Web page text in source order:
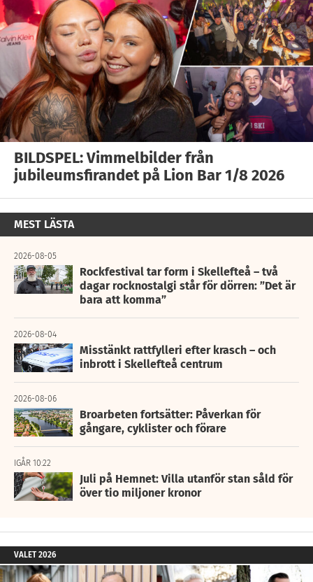
BILDSPEL: Vimmelbilder från
jubileumsfirandet på Lion Bar 1/8 2026
MEST LÄSTA
2026-08-05
Rockfestival tar form i Skellefteå – två
dagar rocknostalgi står för dörren: ”Det är
bara att komma”
2026-08-04
Misstänkt rattfylleri efter krasch – och
inbrott i Skellefteå centrum
2026-08-06
Broarbeten fortsätter: Påverkan för
gångare, cyklister och förare
IGÅR 10:22
Juli på Hemnet: Villa utanför stan såld för
över tio miljoner kronor
VALET 2026